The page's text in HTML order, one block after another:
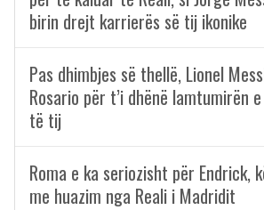
birin drejt karrierës së tij ikonike
Pas dhimbjes së thellë, Lionel
Rosario për t’i dhënë lamtumirën
të tij
Roma e ka seriozisht për Endrick,
me huazim nga Reali i Madridit